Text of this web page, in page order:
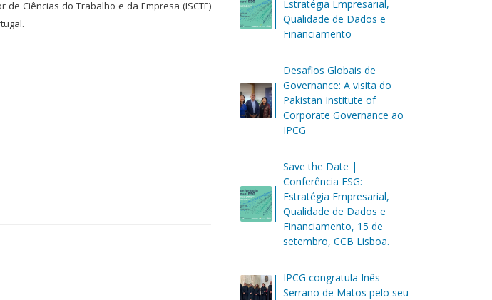
Ciências do Trabalho e da Empresa (ISCTE)
Estratégia Empresarial,
Qualidade de Dados e
Financiamento
Desafios Globais de
Governance: A visita do
Pakistan Institute of
Corporate Governance ao
IPCG
Save the Date |
Conferência ESG:
Estratégia Empresarial,
Qualidade de Dados e
Financiamento, 15 de
setembro, CCB Lisboa.
IPCG congratula Inês
Serrano de Matos pelo seu